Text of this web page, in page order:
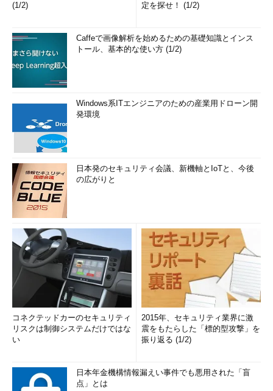
(1/2)
定を探せ！ (1/2)
Caffeで画像解析を始めるための基礎知識とインス
トール、基本的な使い方 (1/2)
Windows系ITエンジニアのための産業用ドローン開
発環境
日本発のセキュリティ会議、新機軸とIoTと、今後
の広がりと
コネクテッドカーのセキュリティ
リスクは制御システムだけではな
い
2015年、セキュリティ業界に激
震をもたらした「標的型攻撃」を
振り返る (1/2)
日本年金機構情報漏えい事件でも悪用された「盲
点」とは